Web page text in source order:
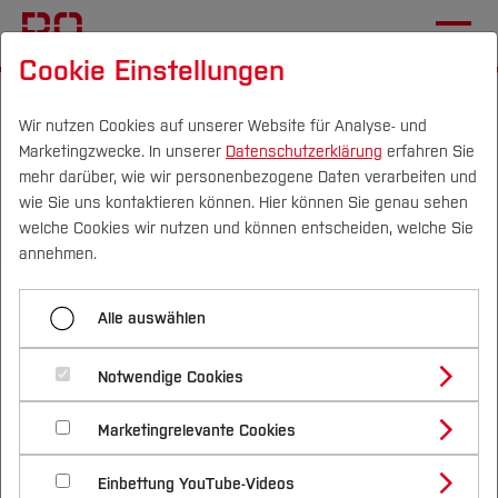
Campus Personen DE|EN Quicklinks
Studium
Studienangebote
Bachelorstudiengänge
Masterstudiengänge
Vor dem Studium
Bewerben & Einschreiben
Bewerbungsportal
Im Studium
Studienbüros und Prüfungen
Nach dem Studium
Forschung & Transfer
Profil
Forschungs- und Transferprofil
Schwerpunkte (FuT)
Beratung & Förderung
Nachhaltigkeit
Nachhaltigkeit studieren
International
Markus Hinsenkamp
Menü aufklappen
Prof. Dr. Claudia Frohn-Schauf
Prof. Dr. Jörg Frochte
Prof. Dr. Mi-Yong Becker
Prof. Dr. Sven Dieterich
Dipl.-Ök. Markus
Hinsenkamp (Kanzler)
Beruflicher Werdegang
Cookie Einstellungen
Wir nutzen Cookies auf unserer Website für Analyse- und
Marketingzwecke. In unserer Datenschutzerklärung erfahren Sie
mehr darüber, wie wir personenbezogene Daten verarbeiten und
wie Sie uns kontaktieren können. Hier können Sie genau sehen
welche Cookies wir nutzen und können entscheiden, welche Sie
annehmen.
Alle auswählen
Notwendige Cookies
Marketingrelevante Cookies
Einbettung YouTube-Videos